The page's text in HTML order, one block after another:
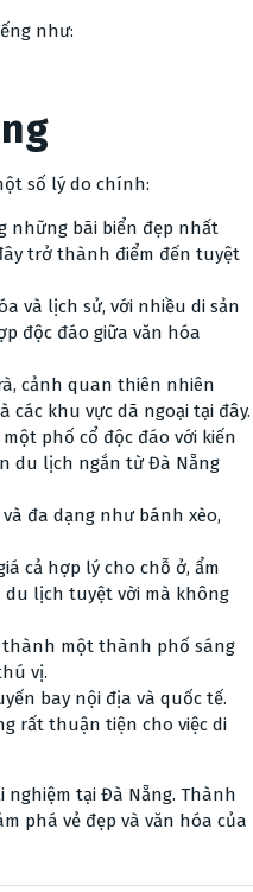
như:
số lý do chính:
những bãi biển đẹp nhất
trở thành điểm đến tuyệt
và lịch sử, với nhiều di sản
độc đáo giữa văn hóa
cảnh quan thiên nhiên
các khu vực dã ngoại tại đây.
phố cổ độc đáo với kiến
du lịch ngắn từ Đà Nẵng
đa dạng như bánh xèo,
cả hợp lý cho chỗ ở, ẩm
du lịch tuyệt vời mà không
thành một thành phố sáng
vị.
bay nội địa và quốc tế.
rất thuận tiện cho việc di
tại Đà Nẵng. Thành
phá vẻ đẹp và văn hóa của